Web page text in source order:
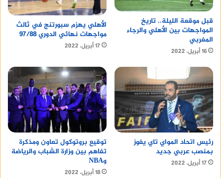
قبل موقعة الليلة.. تاريخ
المواجهات بين الأهلي والرجاء
المغربي
16 أبريل، 2022
الأهلي يهزم سبورتنج في ثالث
مواجهات نهائي الدوري 97/88
17 أبريل، 2022
رئيس اتحاد المواي تاي يفوز
بمنصب عربي جديد
17 أبريل، 2022
توقيع بروتوكول تعاون ومذكرة
تفاهم بين وزارة الشباب والرياضة
وNBA
18 أبريل، 2022